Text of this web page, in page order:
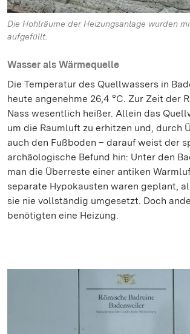
Die Hohlräume der Heizungsanlage wurden
aufgefüllt.
Wasser als Wärmequelle
Die Temperatur des Quellwassers in
heute angenehme 26,4 °C. Zur Zeit der
Nass wesentlich heißer. Allein das
um die Raumluft zu erhitzen und, durch
auch den Fußboden – darauf weist der
archäologische Befund hin: Unter den
man die Überreste einer antiken
separate Hypokausten waren geplant,
sie nie vollständig umgesetzt. Doch
benötigten eine Heizung.